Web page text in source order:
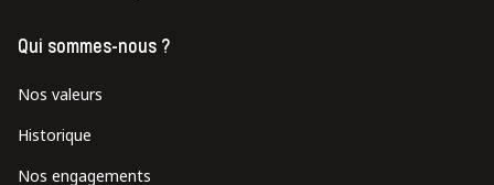
Qui sommes-nous ?
Nos valeurs
Historique
Nos engagements